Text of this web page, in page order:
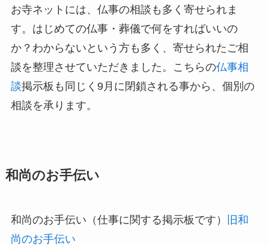
お寺ネットには、仏事の相談も多く寄せられま
す。はじめての仏事・葬儀で何をすればいいの
か？わからないという方も多く、寄せられたご相
談を整理させていただきました。こちらの仏事相
談掲示板も同じく9月に閉鎖される事から、個別の
相談を承ります。
和尚のお手伝い
和尚のお手伝い（仕事に関する掲示板です）
旧和
尚のお手伝い